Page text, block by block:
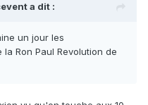
a dit :
un jour les
Ron Paul Revolution de